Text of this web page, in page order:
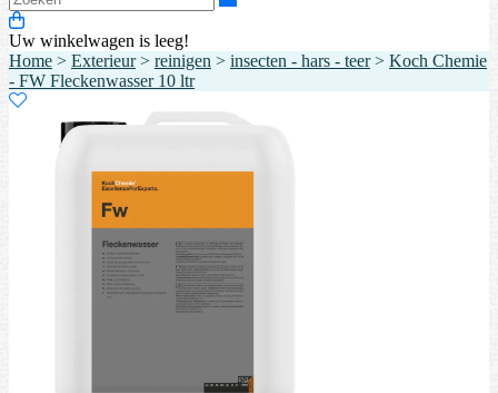
Uw winkelwagen is leeg!
Home > Exterieur> reinigen > insecten - hars - teer> Koch Chemie
- FW Fleckenwasser 10 ltr